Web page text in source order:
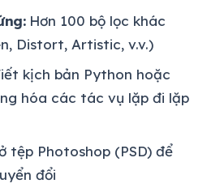
Hơn 100 bộ lọc khác
Distort, Artistic, v.v.)
kịch bản Python hoặc
hóa các tác vụ lặp đi lặp
tệp Photoshop (PSD) để
đổi